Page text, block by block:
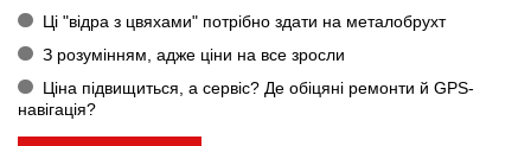
Ці "відра з цвяхами" потрібно здати на металобрухт
З розумінням, адже ціни на все зросли
Ціна підвищиться, а сервіс? Де обіцяні ремонти й GPS-
навігація?